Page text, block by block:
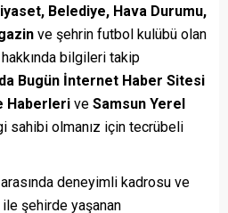
Belediye, Hava Durumu,
ve şehrin futbol kulübü olan
hakkında bilgileri takip
Bugün İnternet Haber Sitesi
Haberleri ve Samsun Yerel
sahibi olmanız için tecrübeli
arasında deneyimli kadrosu ve
şehirde yaşanan